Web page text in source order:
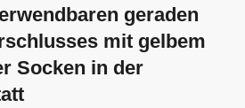
geraden
mit gelbem
Socken in der